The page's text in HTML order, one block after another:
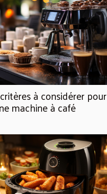
à considérer pour
machine à café